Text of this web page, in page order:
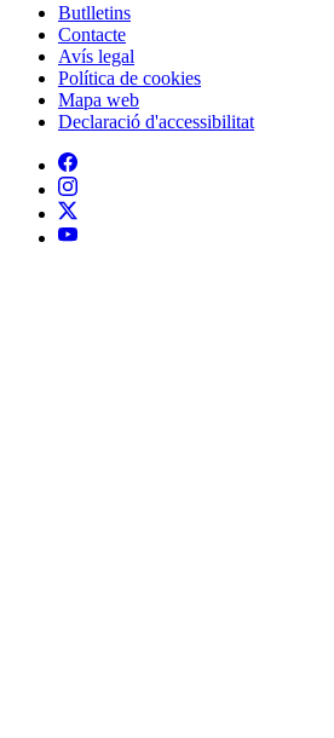
Peu
Butlletins
Contacte
Avís legal
Política de cookies
Mapa web
Declaració d'accessibilitat